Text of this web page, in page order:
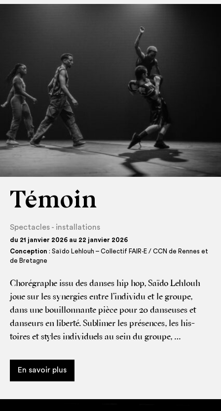
Témoin
Spectacles - installations
du 21 janvier 2026 au 22 janvier 2026
Conception : Saïdo Lehlouh – Collectif FAIR‑E / CCN de Rennes et
de Bretagne
Cho­ré­graphe issu des danses hip hop, Saï­do Leh­louh
joue sur les syner­gies entre l’individu et le groupe,
dans une bouillon­nante pièce pour 20 dan­seuses et
dan­seurs en liberté. Subli­mer les pré­sences, les his­
toires et styles indi­vi­duels au sein du groupe, …
En savoir plus